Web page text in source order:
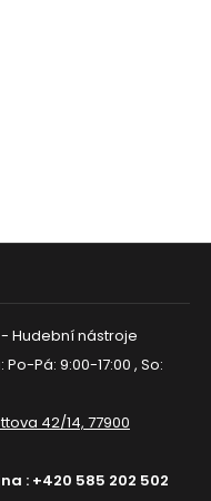
Hudební nástroje
Pá: 9:00-17:00 , So:
42/14, 77900
: +420 585 202 502